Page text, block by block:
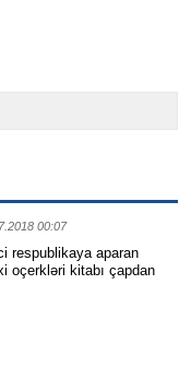
00:07
respublikaya aparan
oçerkləri kitabı çapdan